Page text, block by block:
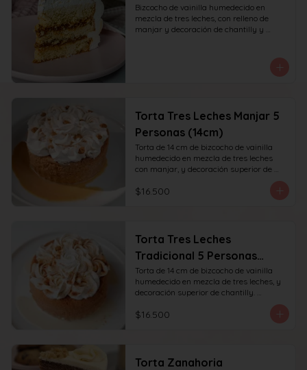
Bizcocho de vainilla humedecido en
mezcla de tres leches, con relleno de
manjar y decoración de chantilly y
Torta Tres Leches Manjar 5
Personas (14cm)
Torta de 14 cm de bizcocho de vainilla
humedecido en mezcla de tres leches
con manjar, y decoración superior de
chantilly y manjar. recomendada para 6
personas.
$16.500
Torta Tres Leches
Tradicional 5 Personas
(14cm)
Torta de 14 cm de bizcocho de vainilla
humedecido en mezcla de tres leches, y
decoración superior de chantilly.
$16.500
Torta Zanahoria